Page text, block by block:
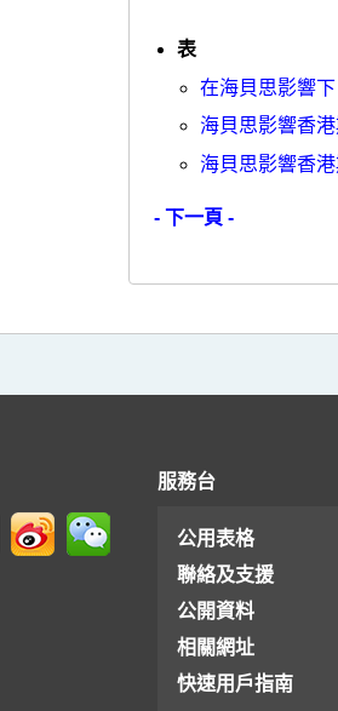
表
在海貝思影響
海貝思影響香
海貝思影響香
- 下一頁 -
服務台
公用表格
聯絡及支援
公開資料
相關網址
快速用戶指南